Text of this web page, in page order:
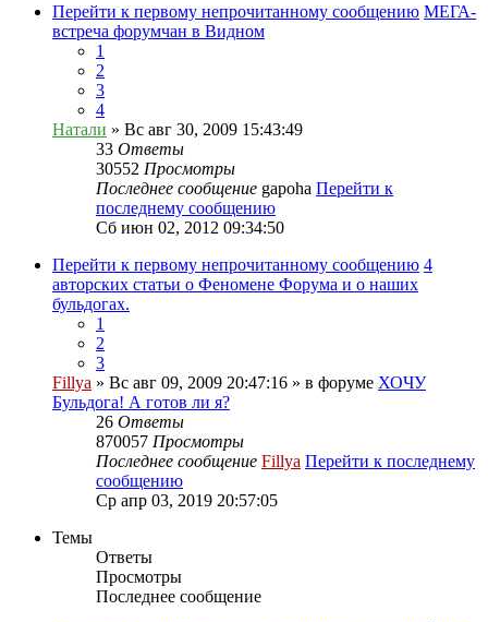
Перейти к первому непрочитанному сообщению МЕГА-
встреча форумчан в Видном
1
2
3
4
Натали » Вс авг 30, 2009 15:43:49
33 Ответы
30552 Просмотры
Последнее сообщение gapoha Перейти к
последнему сообщению
Сб июн 02, 2012 09:34:50
Перейти к первому непрочитанному сообщению 4
авторских статьи о Феномене Форума и о наших
бульдогах.
1
2
3
Fillya » Вс авг 09, 2009 20:47:16 » в форуме ХОЧУ
Бульдога! А готов ли я?
26 Ответы
870057 Просмотры
Последнее сообщение Fillya Перейти к последнему
сообщению
Ср апр 03, 2019 20:57:05
Темы
Ответы
Просмотры
Последнее сообщение